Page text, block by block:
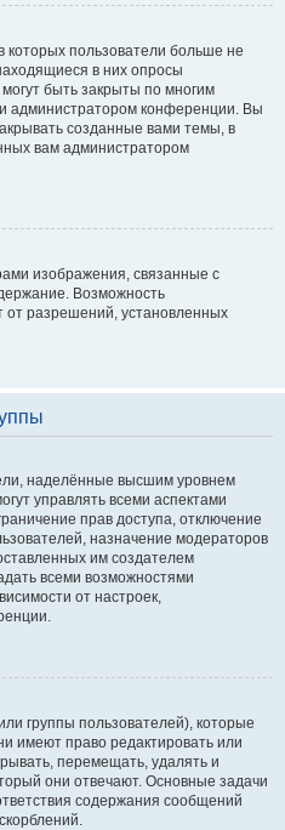
пользователи больше не
в них опросы
быть закрыты по многим
администратором конференции. Вы
созданные вами темы, в
вам администратором
изображения, связанные с
Возможность
от разрешений, установленных
наделённые высшим уровнем
управлять всеми аспектами
прав доступа, отключение
назначение модераторов
им создателем
всеми возможностями
от настроек,
группы пользователей), которые
имеют право редактировать или
перемещать, удалять и
они отвечают. Основные задачи
содержания сообщений